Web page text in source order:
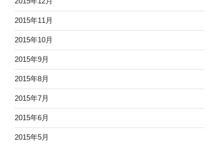
2015年11月
2015年10月
2015年9月
2015年8月
2015年7月
2015年6月
2015年5月